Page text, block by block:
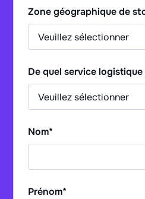
Zone géographique de
De quel service
Nom*
Prénom*